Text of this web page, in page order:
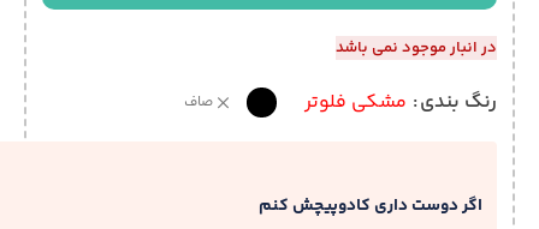
در انبار موجود نمی باشد
رنگ بندی مشکی فلوتر صاف
اگر دوست داری کادوپیچش کنم